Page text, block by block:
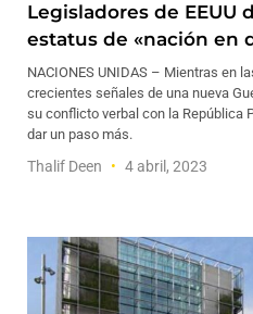
Legisladores de EEUU
estatus de «nación en
NACIONES UNIDAS – Mientras en
crecientes señales de una nueva
su conflicto verbal con la República
dar un paso más.
Thalif Deen 4 abril, 2023